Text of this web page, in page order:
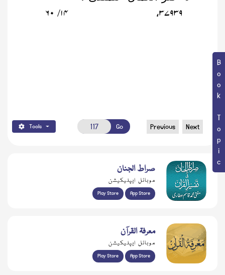
Book Topic
۳۷۹۳۹، ۱۴/ ۶۰
Tools Go Previous Next
صراط الجنان
موبائل ایپلیکیشن
Play Store App Store
معرفۃ القرآن
موبائل ایپلیکیشن
Play Store App Store